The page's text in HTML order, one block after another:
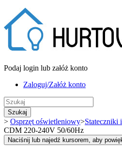
Podaj login lub załóż konto
Zaloguj/Załóż konto
Szukaj
> Osprzęt oświetleniowy>Stateczniki
CDM 220-240V 50/60Hz
Naciśnij lub najedź kursorem, aby